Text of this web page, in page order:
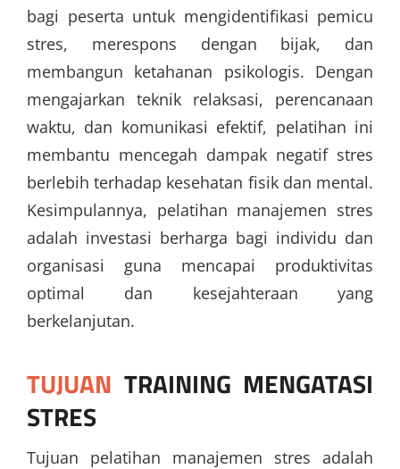
bagi peserta untuk mengidentifikasi pemicu
stres, merespons dengan bijak, dan
membangun ketahanan psikologis. Dengan
mengajarkan teknik relaksasi, perencanaan
waktu, dan komunikasi efektif, pelatihan ini
membantu mencegah dampak negatif stres
berlebih terhadap kesehatan fisik dan mental.
Kesimpulannya, pelatihan manajemen stres
adalah investasi berharga bagi individu dan
organisasi guna mencapai produktivitas
optimal dan kesejahteraan yang
berkelanjutan.
TUJUAN TRAINING MENGATASI
STRES
Tujuan pelatihan manajemen stres adalah